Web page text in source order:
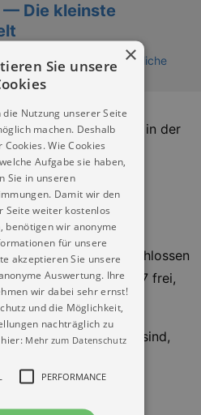
— Die kleinste
im Jägerhof - Staatliche
oder in
Puppenspielzeug – in der
gibt es
Materialien,
Bedeutungen.
Uhr, Montag geschlossen
ermäßigt 4 €, unter 17 frei,
leicht zu übersehen sind,
ausüben, stehen im
Jedes Objekt wird
Fotografie
×
Sie unsere
Nutzung unserer Seite
machen. Deshalb
Wie Cookies
Aufgabe sie haben,
Sie in unseren
Damit wir den
Seite weiter kostenlos
benötigen wir anonyme
für unsere
akzeptieren Sie unsere
Auswertung. Ihre
wir dabei sehr ernst!
und die Möglichkeit,
nachträglich zu
Mehr zum Datenschutz
PERFORMANCE